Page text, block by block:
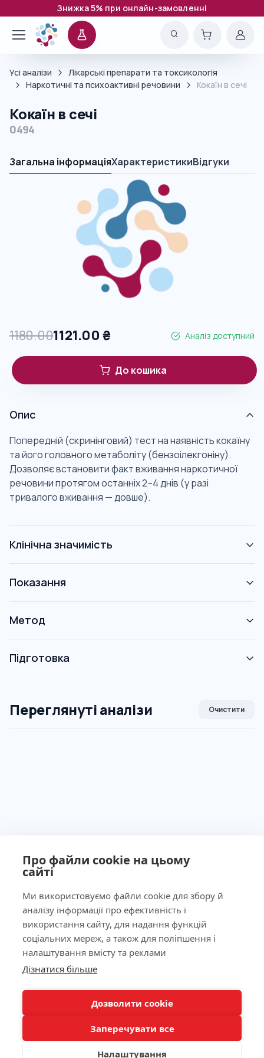
Про файли cookie на цьому
сайті
Ми використовуємо файли cookie для збору й
аналізу інформації про ефективність і
використання сайту, для надання функцій
соціальних мереж, а також для поліпшення і
налаштування вмісту та реклами
Дізнатися більше
Дозволити cookie
Заперечувати все
Налаштування
Знижка 5% при онлайн-замовленні
Усі аналізи
Лікарські препарати та токсикологія
Наркотичні та психоактивні речовини
Кокаїн в сечі
Кокаїн в сечі
0494
Загальна інформаціяХарактеристикиВідгуки
1180.001121.00 ₴ Аналіз доступний
До кошика
Опис
Попередній (скринінговий) тест на наявність кокаїну
та його головного метаболіту (бензоілекгоніну).
Дозволяє встановити факт вживання наркотичної
речовини протягом останніх 2–4 днів (у разі
тривалого вживання — довше).
Клінічна значимість
Показання
Метод
Підготовка
Переглянуті аналізи Очистити
Ліцензія МОЗ України №603260 від 23.09.2011
Наша адреса